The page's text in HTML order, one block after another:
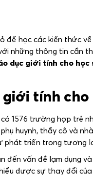
để học các kiến thức về
những thông tin cần
dục giới tính cho học
tính
1576 trường hợp trẻ
huynh, thầy cô và
phát triển trong tương
đến vấn đề lạm dụng và
được sự thay đổi